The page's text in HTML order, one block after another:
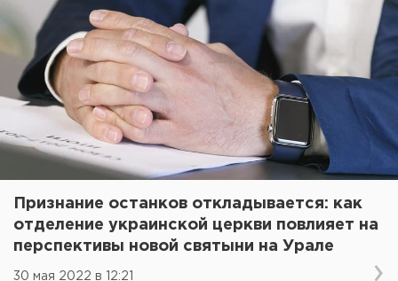
Признание останков откладывается: как
отделение украинской церкви повлияет на
перспективы новой святыни на Урале
30 мая 2022 в 12:21